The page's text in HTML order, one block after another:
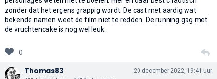
zonder dat het ergens grappig wordt. De cast met aardig wat
bekende namen weet de film niet te redden. De running gag met
de vruchtencake is nog wel leuk.
0
Thomas83 20 december 2022, 19:41 uur